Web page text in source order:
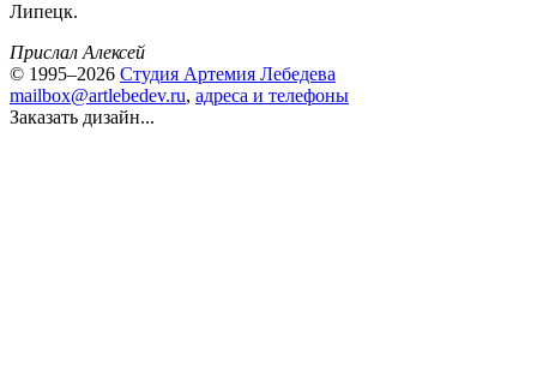
Липецк.
Прислал Алексей
© 1995–2026 Студия Артемия Лебедева
mailbox@artlebedev.ru, адреса и телефоны
Заказать дизайн...